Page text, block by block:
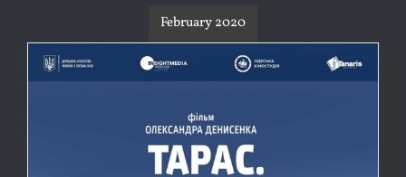
February 2020